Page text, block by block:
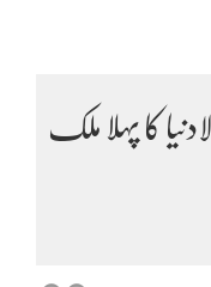
کا پہلا ملک